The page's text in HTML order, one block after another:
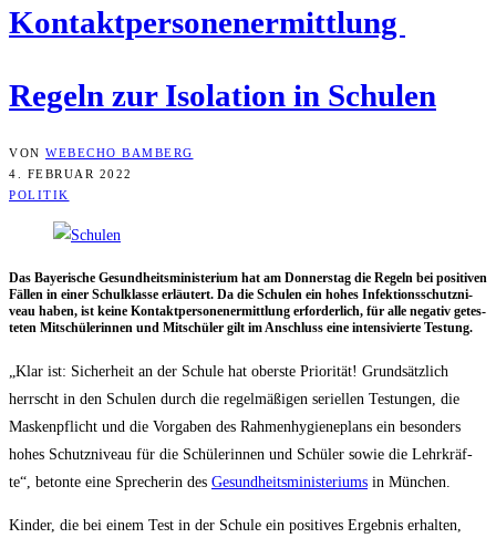
Kontaktpersonenermittlung
Regeln zur Iso­la­ti­on in Schulen
VON WEBECHO BAMBERG
4. FEBRUAR 2022
POLITIK
Das Baye­ri­sche Gesund­heits­mi­nis­te­ri­um hat am Don­ners­tag die Regeln bei posi­ti­ven
Fäl­len in einer Schul­klas­se erläu­tert. Da die Schu­len ein hohes Infek­ti­ons­schutz­ni­
veau haben, ist kei­ne Kon­takt­per­so­nen­er­mitt­lung erfor­der­lich, für alle nega­tiv getes­
te­ten Mit­schü­le­rin­nen und Mit­schü­ler gilt im Anschluss eine inten­si­vier­te Testung.
„Klar ist: Sicher­heit an der Schu­le hat obers­te Prio­ri­tät! Grund­sätz­lich
herrscht in den Schu­len durch die regel­mä­ßi­gen seri­el­len Tes­tun­gen, die
Mas­ken­pflicht und die Vor­ga­ben des Rah­men­hy­gie­ne­plans ein beson­ders
hohes Schutz­ni­veau für die Schü­le­rin­nen und Schü­ler sowie die Lehr­kräf­
te“, beton­te eine Spre­che­rin des Gesund­heits­mi­nis­te­ri­ums in München.
Kin­der, die bei einem Test in der Schu­le ein posi­ti­ves Ergeb­nis erhal­ten,